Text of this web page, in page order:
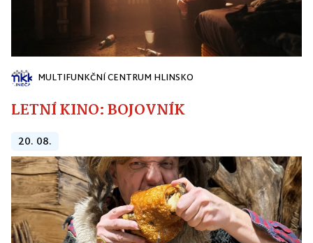
MULTIFUNKČNÍ CENTRUM HLINSKO
LETNÍ KINO: BOJOVNÍK
20. 08.